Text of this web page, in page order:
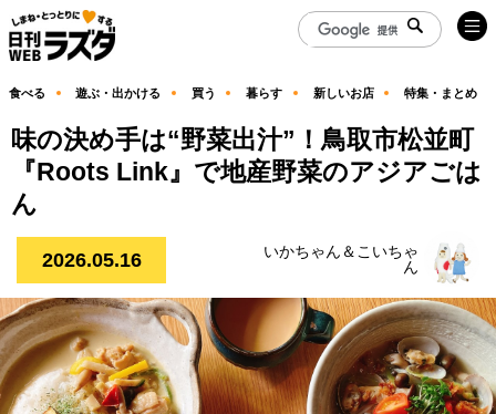
食べる 遊ぶ・出かける 買う 暮らす 新しいお店 特集・まとめ
味の決め手は“野菜出汁”！鳥取市松並町
『Roots Link』で地産野菜のアジアごは
ん
2026.05.16
いかちゃん＆こいちゃ
ん